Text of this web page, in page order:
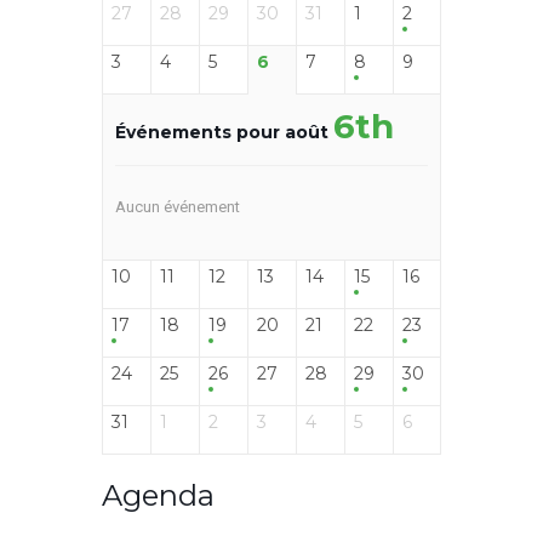
27 28 29 30 31 1 2
3 4 5 6 7 8 9
Événements pour août 6th
Aucun événement
10 11 12 13 14 15 16
17 18 19 20 21 22 23
24 25 26 27 28 29 30
31 1 2 3 4 5 6
Agenda